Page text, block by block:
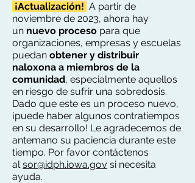
¡Actualización! A partir de
noviembre de 2023, ahora hay
un nuevo proceso para que
organizaciones, empresas y escuelas
puedan obtener y distribuir
naloxona a miembros de la
comunidad, especialmente aquellos
en riesgo de sufrir una sobredosis.
Dado que este es un proceso nuevo,
¡puede haber algunos contratiempos
en su desarrollo! Le agradecemos de
antemano su paciencia durante este
tiempo. Por favor contáctenos
alsor@idph.iowa.gov si necesita
ayuda.